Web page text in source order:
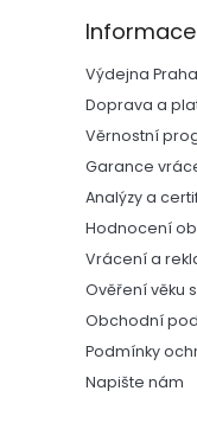
d
a
c
í
p
r
k
y
v
ý
p
i
s
u
Výdejna Praha
Doprava a
Věrnostní
Garance
Analýzy a
Hodnocení
Vrácení a
Ověření věku
Obchodní
Podmínky
Napište nám